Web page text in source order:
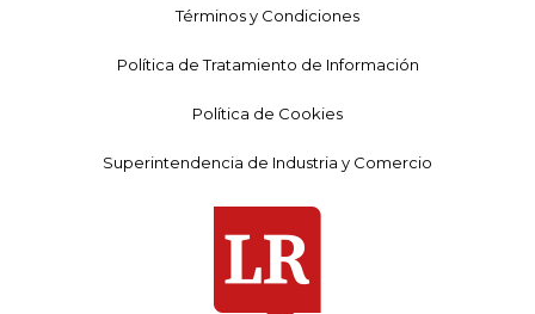
Términos y Condiciones
Política de Tratamiento de Información
Política de Cookies
Superintendencia de Industria y Comercio